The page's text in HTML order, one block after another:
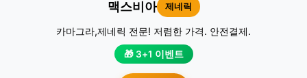
맥스비아 제네릭
카마그라,제네릭 전문! 저렴한 가격. 안전결제.
🎁 3+1 이벤트